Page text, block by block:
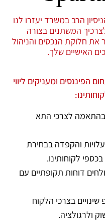
הפיננסים ומעניקים ליווי
בהתאמה לצרכי התא
והקפדה בבחירת
לקוחותינו.
דוחות תקופתיים עם
בצרכי הלקוח
ולרגולציה.
הרב במשרד יעזרו לנו
המשתנים בצורה
את חלוקת הנכסים והניהול
האישיים שלך.